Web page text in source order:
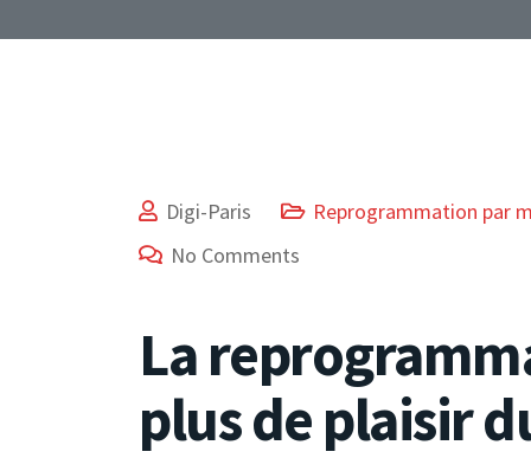
Digi-Paris
Reprogrammation par
No Comments
La
plus de plaisir